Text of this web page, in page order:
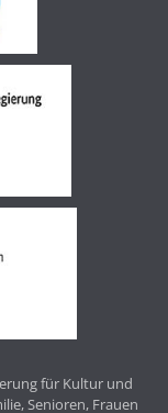
für Kultur und
Senioren, Frauen